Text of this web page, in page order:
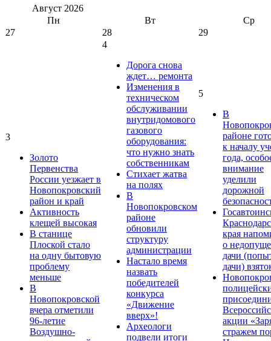
Август 2026
Пн
Вт
Ср
27
28 29
3
Золото
Первенства
России уезжает в
Новопокровский
район и край
Активность
клещей высокая
В станице
Плоской стало
на одну бытовую
проблему
меньше
В
Новопокровской
вчера отметили
96-летие
Воздушно-
4
Дорога снова
ждет… ремонта
Изменения в
техническом
обслуживании
внутридомового
газового
оборудования:
что нужно знать
собственникам
Стихает жатва
на полях
В
Новопокровском
районе
обновили
структуру
администрации
Настало время
назвать
победителей
конкурса
«Движение
вверх»!
Археологи
подвели итоги
5
В
районе
к началу
года,
внимание
уделили
дорожной
края
о
дачи
дачи)
акции
стражем